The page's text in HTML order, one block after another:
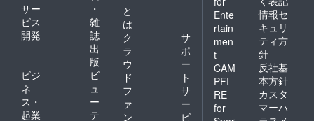
中。
HP:tter
ukina.c
ンサー
ト当日
に会場
のスク
リーン
にあな
ルパン
ラボ・
キュ
レップ
主宰。
トリニ
ダード
でス
ティー
ルパン
経験を
生かし
て2011
年から
『家族
で楽し
める
ジャズ
ライ
ブ』を
サー
ビス
開発
・
雑
誌
出
版
ビジ
ネ
ス・
起業
ビ
ュ
ー
テ
と
は
ク
ラ
ウ
ド
フ
ァ
ン
サ
ポ
ー
ト
サ
ー
ビ
Ente
rtain
men
t
CAM
PFI
RE
for
情報セ
キュリ
ティ方
針
反社基
本方針
カスタ
マーハ